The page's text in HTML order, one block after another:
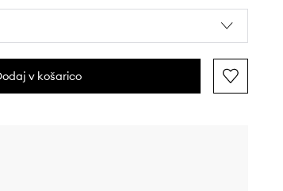
v košarico